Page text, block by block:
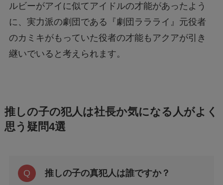
ルビーがアイに似てアイドルの才能があったよう
に、実力派の劇団である『劇団ララライ』元役者
のカミキがもっていた役者の才能もアクアが引き
継いでいると考えられます。
推しの子の犯人は社長か気になる人がよく
思う疑問4選
推しの子の真犯人は誰ですか？